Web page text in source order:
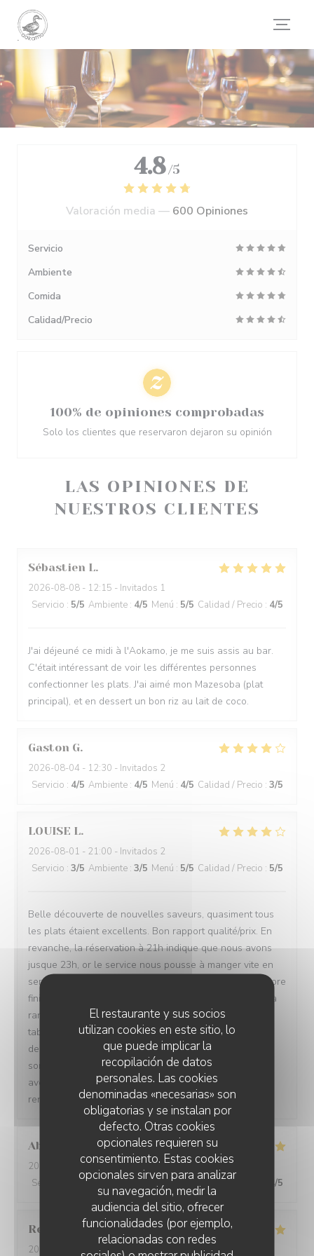
Personalización de sus opciones de cookies
El restaurante y sus socios
utilizan cookies en este sitio, lo
que puede implicar la
recopilación de datos
personales. Las cookies
denominadas «necesarias» son
obligatorias y se instalan por
defecto. Otras cookies
opcionales requieren su
consentimiento. Estas cookies
opcionales sirven para analizar
su navegación, medir la
audiencia del sitio, ofrecer
funcionalidades (por ejemplo,
relacionadas con redes
LAS OPINIONES DE
NUESTROS CLIENTES
Sébastien L
2026-08-08 - 12:15 - Invitados 1
Servicio : 5/5 Ambiente : 4/5 Menú : 5/5 Calidad / Precio : 4/5
J'ai déjeuné ce midi à l'Aokamo, je me suis assis au bar.
C'était intéressant de voir les différentes personnes
confectionner les plats. J'ai aimé mon Mazesoba (plat
principal), et en dessert un bon riz au lait de coco.
Gaston G
2026-08-04 - 12:30 - Invitados 2
Servicio : 4/5 Ambiente : 4/5 Menú : 4/5 Calidad / Precio : 3/5
LOUISE L
2026-08-01 - 21:00 - Invitados 2
Servicio : 3/5 Ambiente : 3/5 Menú : 5/5 Calidad / Precio : 5/5
Belle découverte de nouvelles saveurs, quasiment tous
les plats étaient excellents. Bon rapport qualité/prix. En
revanche, la réservation à 21h indique que nous avons
jusque 23h, or le service nous pousse à manger vite en
servant les plats suivants quand nous n'avons pas encore
fini le précédent, et à 22h20 les serveurs commencent à
ranger, à 22h35 ils avaient plié toutes les chaises et
tables autour de nous, nous nous sommes sentis "mis
dehors", ca n'est pas très agréable...! De plus les tables
sont trop collées, nous avons l'impression de manger
avec nos voisins. Pour ces raisons nous ne
renouvellerons pas l'expérience
Abdoul Karim D
2026-08-01 - 21:00 - Invitados 2
Servicio
/5 Ambiente: 4/5 Menú: 5 /5 Calidad / Precio 4/5
Regis
2026-08-01
- 19:30 - Invitados 2
4.8 /5
Valoración media — 600 Opiniones
Servicio
Ambiente
Comida
Calidad/Precio
100% de opiniones comprobadas
Solo los clientes que reservaron dejaron su opinión